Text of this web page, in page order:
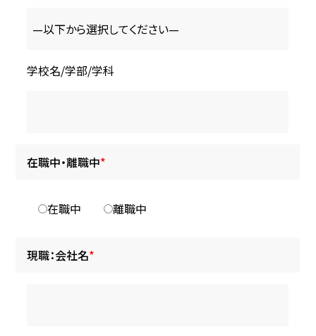
学校名/学部/学科
在職中・離職中*
在職中 離職中
現職：会社名*